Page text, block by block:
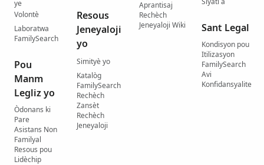
ye
Volontè
Laboratwa
FamilySearch
Pou
Manm
Legliz yo
Òdonans ki
Pare
Asistans Non
Familyal
Resous pou
Lidèchip
Resous
Jeneyaloji
yo
Simityè yo
Katalòg
FamilySearch
Rechèch
Zansèt
Rechèch
Jeneyaloji
Aprantisaj
Rechèch
Jeneyaloji Wiki
Sant Legal
Kondisyon pou
Itilizasyon
FamilySearch
Avi
Konfidansyalite